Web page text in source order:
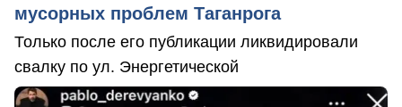
мусорных проблем Таганрога
Только после его публикации ликвидировали
свалку по ул. Энергетической